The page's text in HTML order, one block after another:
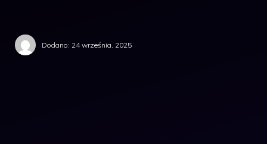
Dodano: 24 września, 2025